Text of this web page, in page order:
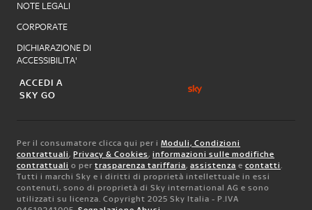
NOTE LEGALI
CORPORATE
DICHIARAZIONE DI
ACCESSIBILITA'
ACCEDI A
SKY GO
Per il consumatore clicca qui per i Moduli, Condizioni
contrattuali, Privacy & Cookies, informazioni sulle modifiche
contrattuali o per trasparenza tariffaria, assistenza e contatti.
Tutti i marchi Sky e i diritti di proprietà intellettuale in essi
contenuti, sono di proprietà di Sky international AG e sono
utilizzati su licenza. Copyright 2025 Sky Italia - P.IVA